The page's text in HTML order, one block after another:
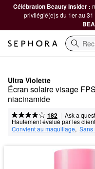
Célébration Beauty Insider :
privilégié(e)s du 1er au 31
Ultra Violette
Écran solaire visage
niacinamide
182 | Ask a
Hautement évalué par les
Convient au maquillage, Sans